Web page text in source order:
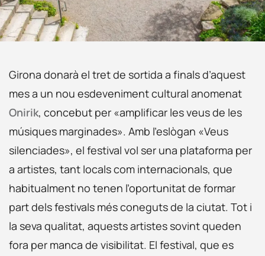
Girona donarà el tret de sortida a finals d’aquest
mes a un nou esdeveniment cultural anomenat
Onirik, concebut per «amplificar les veus de les
músiques marginades». Amb l’eslògan «Veus
silenciades», el festival vol ser una plataforma per
a artistes, tant locals com internacionals, que
habitualment no tenen l’oportunitat de formar
part dels festivals més coneguts de la ciutat. Tot i
la seva qualitat, aquests artistes sovint queden
fora per manca de visibilitat. El festival, que es